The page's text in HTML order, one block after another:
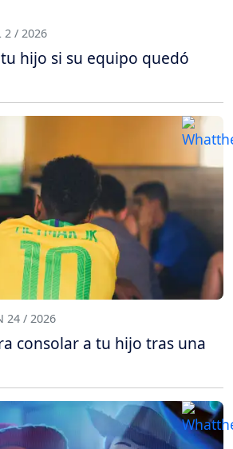
2 / 2026
hijo si su equipo quedó
24 / 2026
consolar a tu hijo tras una